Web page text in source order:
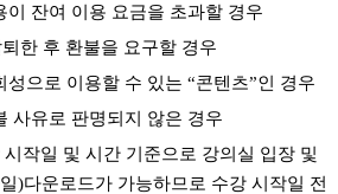
이 잔여 이용 요금을 초과할 경우
한 후 환불을 요구할 경우
성으로 이용할 수 있는 “콘텐츠”인 경우
사유로 판명되지 않은 경우
작일 및 시간 기준으로 강의실 입장 및
)다운로드가 가능하므로 수강 시작일 전